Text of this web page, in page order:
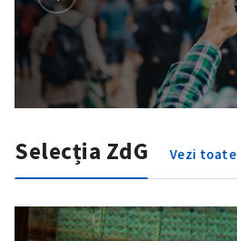
Selecția ZdG Vezi toate